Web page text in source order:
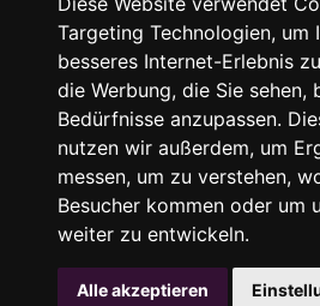
Targeting Technologien, um
besseres Internet-Erlebnis
die Werbung, die Sie sehen,
Bedürfnisse anzupassen.
nutzen wir außerdem, um
messen, um zu verstehen,
Besucher kommen oder um
weiter zu entwickeln.
Alle akzeptieren